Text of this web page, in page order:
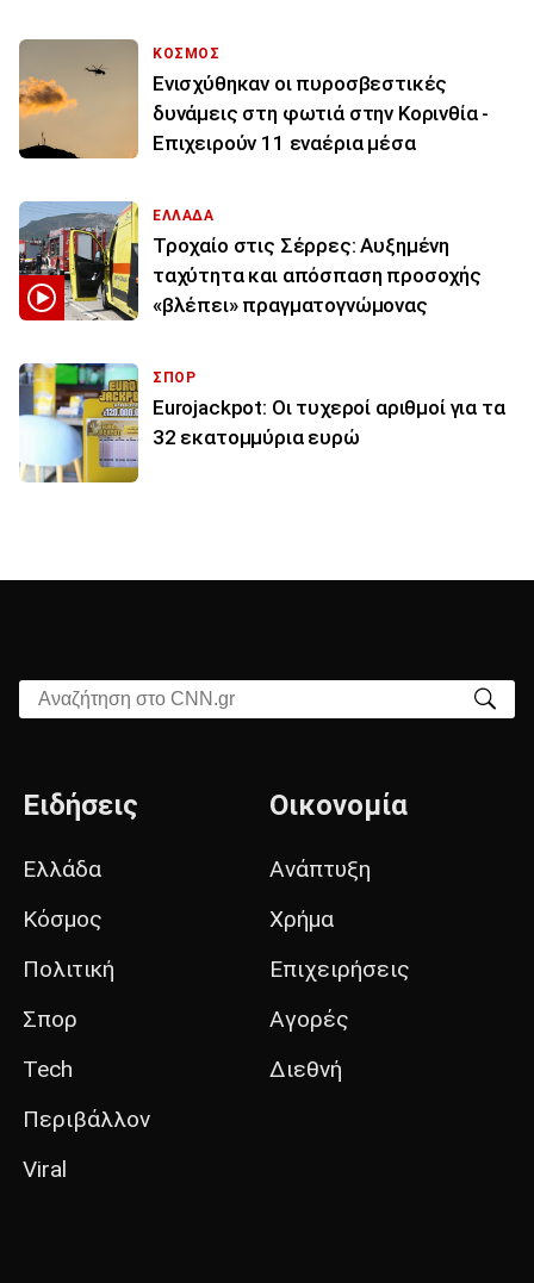
ΚΟΣΜΟΣ
Ενισχύθηκαν οι πυροσβεστικές
δυνάμεις στη φωτιά στην Κορινθία -
Επιχειρούν 11 εναέρια μέσα
ΕΛΛΑΔΑ
Τροχαίο στις Σέρρες: Αυξημένη
ταχύτητα και απόσπαση προσοχής
«βλέπει» πραγματογνώμονας
ΣΠΟΡ
Eurojackpot: Οι τυχεροί αριθμοί για τα
32 εκατoμμύρια ευρώ
Αναζήτηση στο CNN.gr
Ειδήσεις
Ελλάδα
Κόσμος
Πολιτική
Σπορ
Tech
Περιβάλλον
Viral
Οικονομία
Ανάπτυξη
Χρήμα
Επιχειρήσεις
Αγορές
Διεθνή